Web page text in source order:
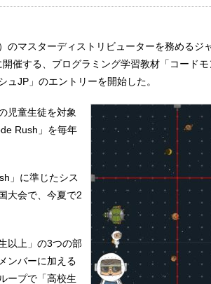
のマスターディストリビューターを務めるジ
催する、プログラミング学習教材「コードモ
JP」のエントリーを開始した。
児童生徒を対象
Rush」を毎年
」に準じたシス
大会で、今夏で2
以上」の3つの部
ンバーに加える
ープで「高校生